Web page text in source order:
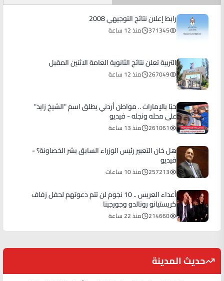
رابط إعلان نتائج التوجيهي 2008
371345 منذ 12 ساعة
التربية تعلن نتائج الثانوية العامة الاثنين المقبل
267049 منذ 12 ساعة
حبًا بالإمارات .. مواطن أردني يطلق اسم "الشيخ زايد"
على محله ونجله - فيديو
261061 منذ 13 ساعة
هل خان التعبير رئيس الوزراء السابق بشر الخصاونة؟ -
فيديو
257213 منذ 10 ساعات
أعداء العريس .. 10 نجوم لن تتم دعوتهم لحفل زفاف
كريستيانو رونالدو وجورجينا
214660 منذ 22 ساعة
حديث المدينة